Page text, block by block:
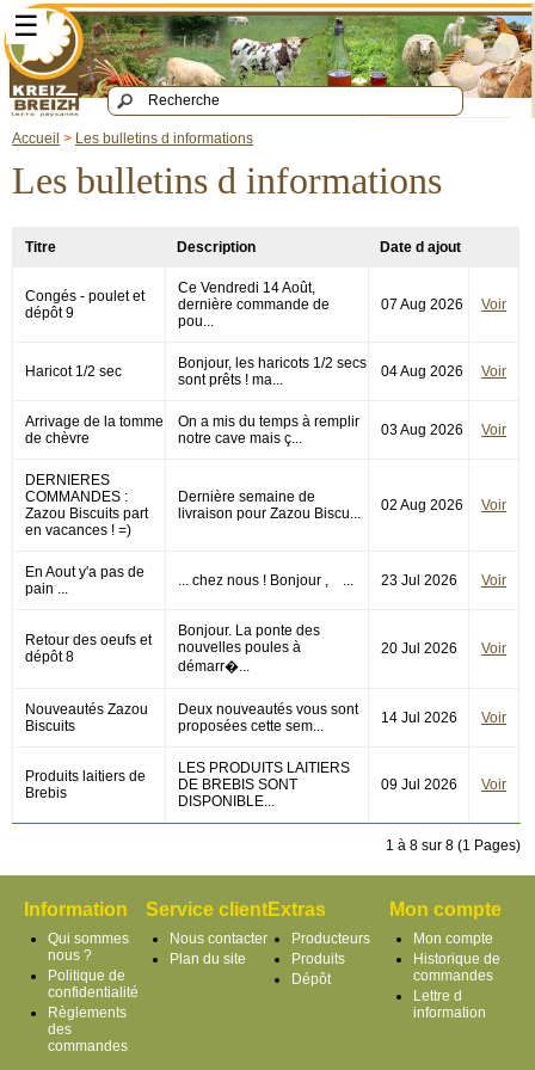
☰
Accueil > Les bulletins d informations
Les bulletins d informations
Titre Description Date d ajout
Congés - poulet et
dépôt 9
Ce Vendredi 14 Août,
dernière commande de
pou...
07 Aug 2026 Voir
Haricot 1/2 sec
Bonjour, les haricots 1/2 secs
sont prêts ! ma...
04 Aug 2026 Voir
Arrivage de la tomme
de chèvre
On a mis du temps à remplir
notre cave mais ç...
03 Aug 2026 Voir
DERNIERES
COMMANDES :
Zazou Biscuits part
en vacances ! =)
Dernière semaine de
livraison pour Zazou Biscu...
02 Aug 2026 Voir
En Aout y'a pas de
pain ...
... chez nous ! Bonjour , ... 23 Jul 2026 Voir
Retour des oeufs et
dépôt 8
Bonjour. La ponte des
nouvelles poules à
démarr�...
20 Jul 2026 Voir
Nouveautés Zazou
Biscuits
Deux nouveautés vous sont
proposées cette sem...
14 Jul 2026 Voir
Produits laitiers de
Brebis
LES PRODUITS LAITIERS
DE BREBIS SONT
DISPONIBLE...
09 Jul 2026 Voir
1 à 8 sur 8 (1 Pages)
Information
Qui sommes
nous ?
Politique de
confidentialité
Règlements
des
commandes
Service client
Nous contacter
Plan du site
Extras
Producteurs
Produits
Dépôt
Mon compte
Mon compte
Historique de
commandes
Lettre d
information